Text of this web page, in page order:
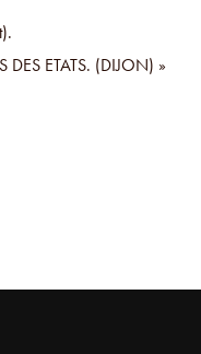
DES ETATS. (DIJON) »